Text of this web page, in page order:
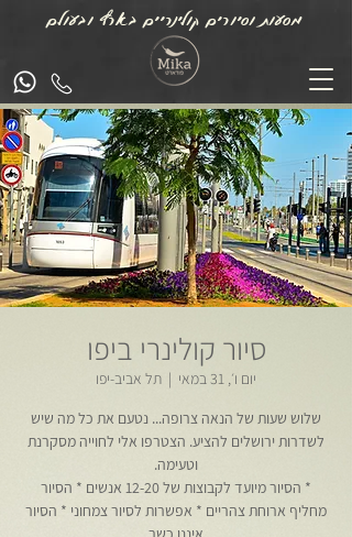
מסעות וסיורים קולינריים בארץ ובעולם
סיור קולינרי ביפו
יום ו׳, 31 במאי
  |
תל אביב-יפו
שלוש שעות של הנאה צרופה... נטעם את כל מה שיש
לשדרות ירושלים להציע. הצטרפו אלי לחוייה מסקרנת
* הסיור מיועד לקבוצות של 12-20 אנשים * הסיור
מחליף ארוחת צהריים * אפשרות לסיור צמחוני * הסיור